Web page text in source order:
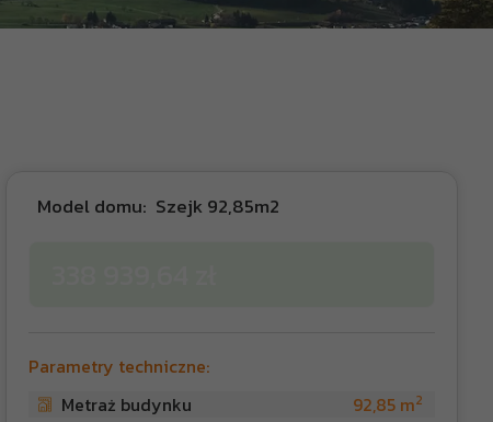
Model domu: Szejk 92,85m2
Parametry techniczne:
Metraż budynku
92,85 m2